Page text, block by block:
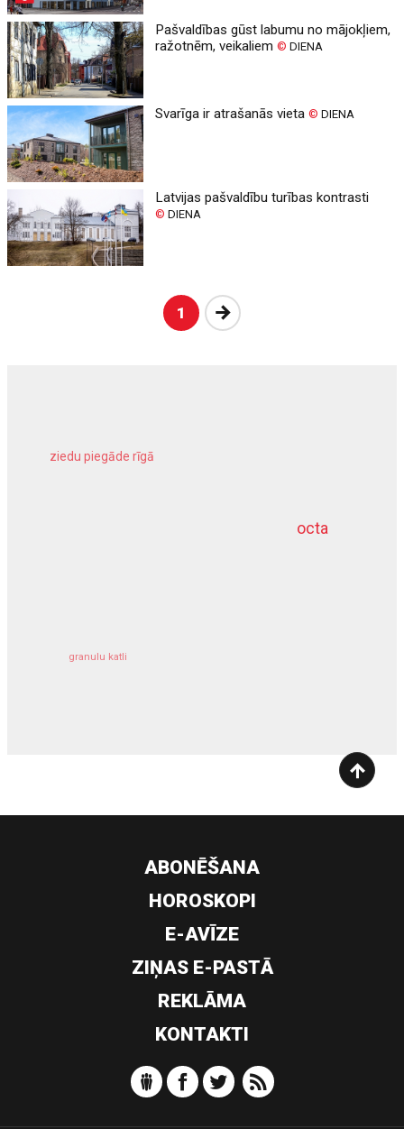
Pašvaldības gūst labumu no mājokļiem,
ražotnēm, veikaliem© DIENA
Svarīga ir atrašanās vieta© DIENA
Latvijas pašvaldību turības kontrasti
© DIENA
1 Nākošā
octa
ziedu piegāde rīgā
granulu katli
dziļurbums
ABONĒŠANA
HOROSKOPI
E-AVĪZE
ZIŅAS E-PASTĀ
REKLĀMA
KONTAKTI